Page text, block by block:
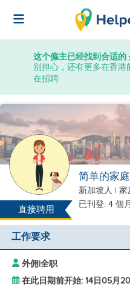
这个僱主已经找到合适的
别担心，还有更多在香港
在招聘
直接聘用
简单的家
新加坡人 | 家
已刊登: 4 個
工作要求
外佣|全职
在此日期前开始: 14日05月